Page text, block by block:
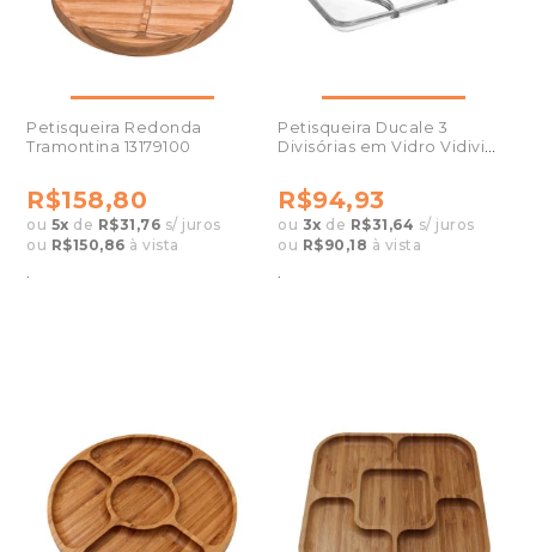
Petisqueira Redonda
Tramontina 13179100
R$158,80
ou 5x de R$31,76 s/ juros
ou R$150,86 à vista
.
Petisqueira Ducale 3
Divisórias em Vidro Vidivi
R$94,93
ou 3x de R$31,64 s/ juros
ou R$90,18 à vista
.